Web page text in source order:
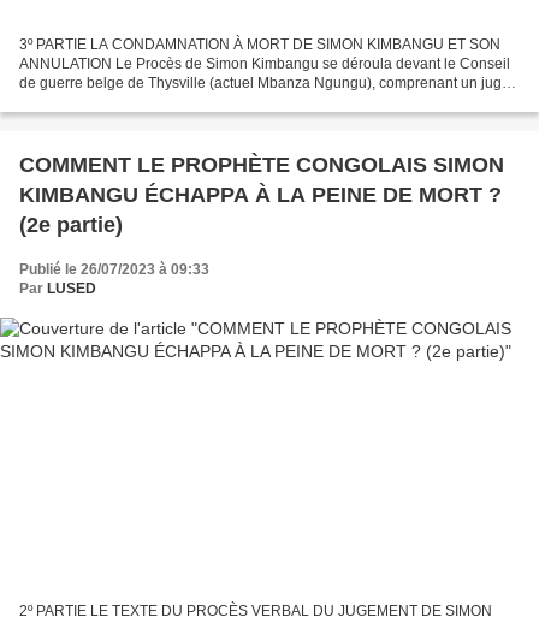
3º PARTIE LA CONDAMNATION À MORT DE SIMON KIMBANGU ET SON
ANNULATION Le Procès de Simon Kimbangu se déroula devant le Conseil
de guerre belge de Thysville (actuel Mbanza Ngungu), comprenant un juge
COMMENT LE PROPHÈTE CONGOLAIS SIMON
KIMBANGU ÉCHAPPA À LA PEINE DE MORT ?
(2e partie)
Publié le 26/07/2023 à 09:33
Par LUSED
2º PARTIE LE TEXTE DU PROCÈS VERBAL DU JUGEMENT DE SIMON